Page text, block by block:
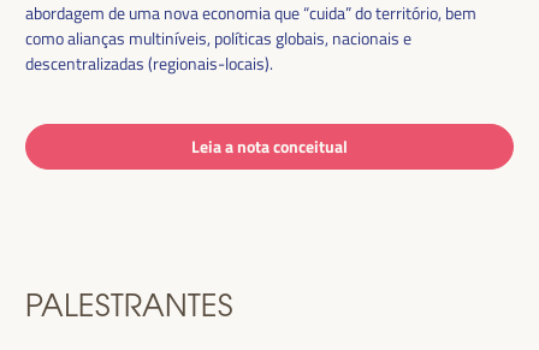
abordagem de uma nova economia que “cuida” do território, bem
como alianças multiníveis, políticas globais, nacionais e
descentralizadas (regionais-locais).
Leia a nota conceitual
PALESTRANTES